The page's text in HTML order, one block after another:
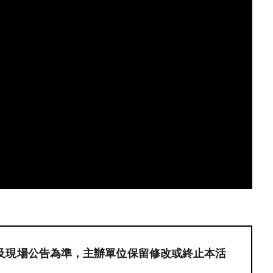
場公告為準，主辦單位保留修改或終止本活